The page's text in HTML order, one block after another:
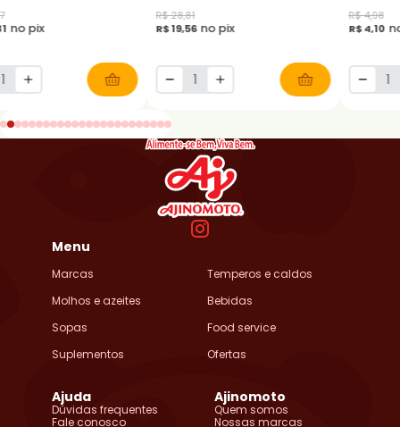
no pix
R$ 28,81
R$ 19,56 no pix
R$ 4,98
R$ 4,10
Menu
Marcas
Temperos e caldos
Molhos e azeites
Bebidas
Sopas
Food service
Suplementos
Ofertas
Ajuda
Dúvidas frequentes
Fale conosco
Ajinomoto
Quem somos
Nossas marcas